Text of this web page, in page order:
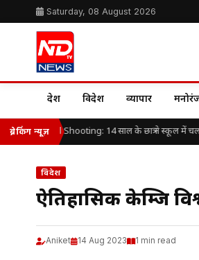
Saturday, 08 August 2026
देश विदेश व्यापार
ब्रेकिंग न्यूज़
School Shooting: 14 साल के छात्र ने स्कूल में चलाई
विदेश
ऐतिहासिक केम्ब्रिज
Aniket 14 Aug 2023 1 min read